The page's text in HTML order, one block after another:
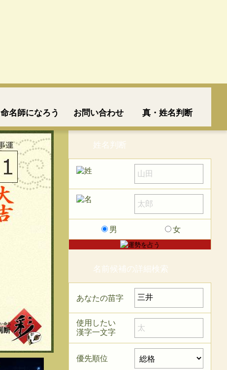
命名師になろう お問い合わせ 真・姓名判断
姓名判断
男 女
名前候補の詳細検索
あなたの苗字
使用したい
漢字一文字
優先順位